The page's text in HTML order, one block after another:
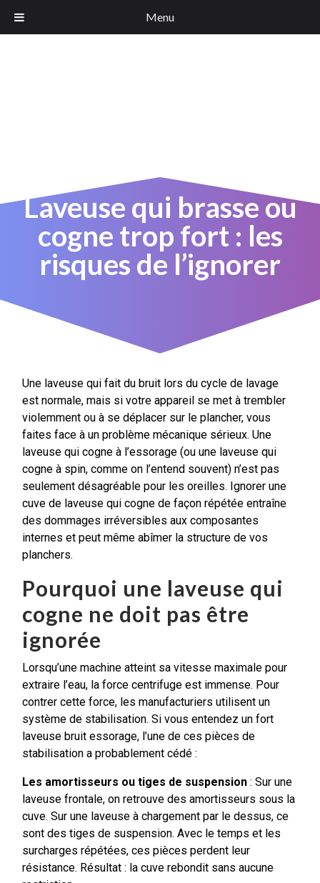
Laveuse qui brasse ou
cogne trop fort : les
risques de l’ignorer
Une laveuse qui fait du bruit lors du cycle de lavage
est normale, mais si votre appareil se met à trembler
violemment ou à se déplacer sur le plancher, vous
faites face à un problème mécanique sérieux. Une
laveuse qui cogne à l’essorage (ou une laveuse qui
cogne à spin, comme on l’entend souvent) n’est pas
seulement désagréable pour les oreilles. Ignorer une
cuve de laveuse qui cogne de façon répétée entraîne
des dommages irréversibles aux composantes
internes et peut même abîmer la structure de vos
planchers.
Pourquoi une laveuse qui
cogne ne doit pas être
ignorée
Lorsqu’une machine atteint sa vitesse maximale pour
extraire l’eau, la force centrifuge est immense. Pour
contrer cette force, les manufacturiers utilisent un
système de stabilisation. Si vous entendez un fort
laveuse bruit essorage, l’une de ces pièces de
stabilisation a probablement cédé :
Les amortisseurs ou tiges de suspension : Sur une
laveuse frontale, on retrouve des amortisseurs sous la
cuve. Sur une laveuse à chargement par le dessus, ce
sont des tiges de suspension. Avec le temps et les
surcharges répétées, ces pièces perdent leur
résistance. Résultat : la cuve rebondit sans aucune
Menu